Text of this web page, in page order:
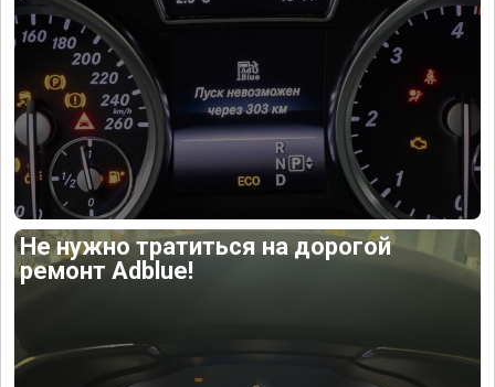
Не нужно тратиться на дорогой
ремонт Adblue!